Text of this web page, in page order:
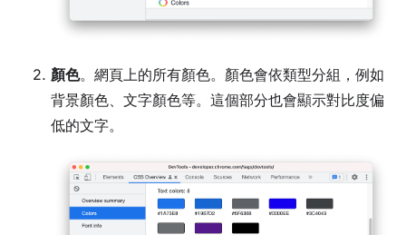
顏色。網頁上的所有顏色。顏色會依類型分組，例如
背景顏色、文字顏色等。這個部分也會顯示對比度偏
低的文字。